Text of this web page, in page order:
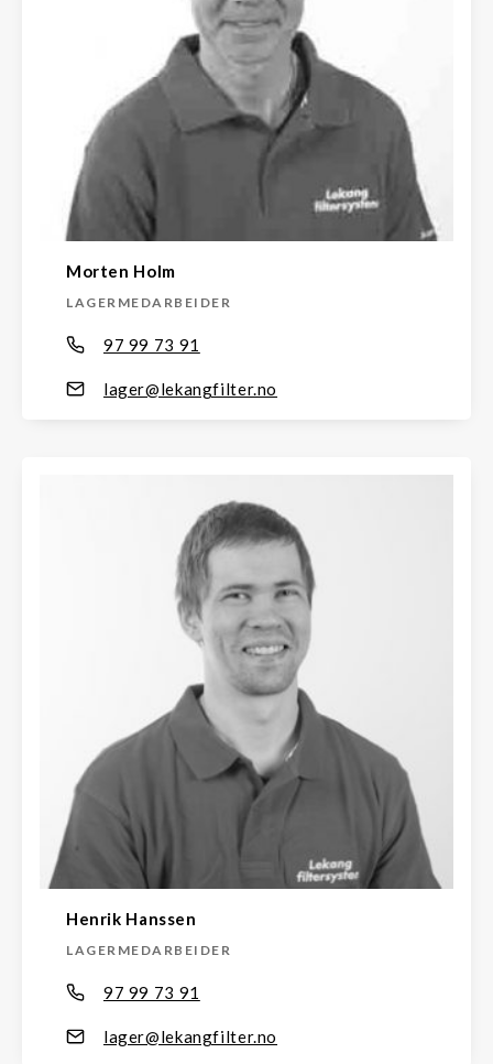
Morten Holm
LAGERMEDARBEIDER
97 99 73 91
lager@lekangfilter.no
Henrik Hanssen
LAGERMEDARBEIDER
97 99 73 91
lager@lekangfilter.no